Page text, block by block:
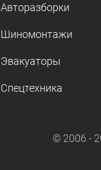
Авторазборки
Шиномонтажи
Эвакуаторы
Спецтехника
© 2006 -